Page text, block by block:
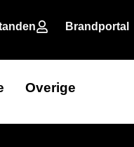
Brandportal
Overige